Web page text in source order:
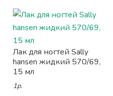
Лак для ногтей Sally
hansen жидкий 570/69,
15 мл
1р.